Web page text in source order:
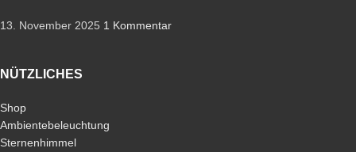
13. November 2025 1 Kommentar
NÜTZLICHES
Shop
Ambientebeleuchtung
Sternenhimmel